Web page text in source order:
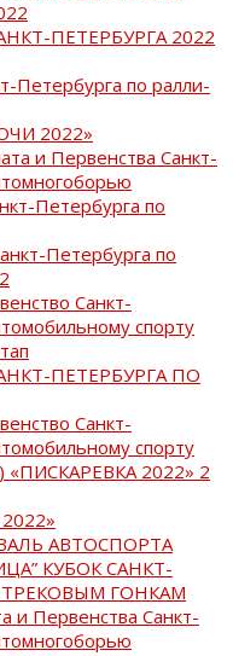
ПЕТЕРБУРГА 2022
Петербурга по ралли-
2022»
и Первенства Санкт-
Петербурга по
Петербурга по
Санкт-
спорту
ПЕТЕРБУРГА ПО
Санкт-
спорту
«ПИСКАРЕВКА 2022» 2
АВТОСПОРТА
КУБОК САНКТ-
ГОНКАМ
и Первенства Санкт-